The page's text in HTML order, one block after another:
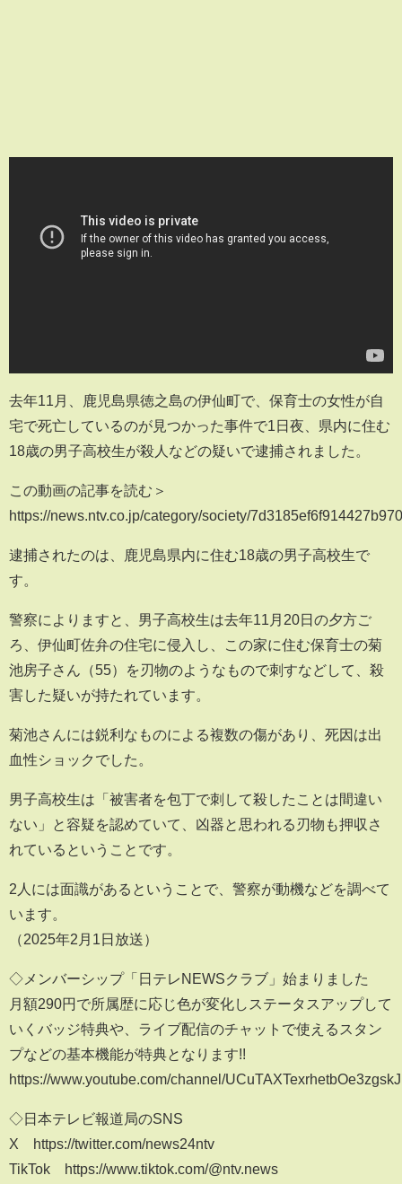
去年11月、鹿児島県徳之島の伊仙町で、保育士の女性が自
宅で死亡しているのが見つかった事件で1日夜、県内に住む
18歳の男子高校生が殺人などの疑いで逮捕されました。
この動画の記事を読む＞
https://news.ntv.co.jp/category/society/
逮捕されたのは、鹿児島県内に住む18歳の男子高校生で
す。
警察によりますと、男子高校生は去年11月20日の夕方ご
ろ、伊仙町佐弁の住宅に侵入し、この家に住む保育士の菊
池房子さん（55）を刃物のようなもので刺すなどして、殺
害した疑いが持たれています。
菊池さんには鋭利なものによる複数の傷があり、死因は出
血性ショックでした。
男子高校生は「被害者を包丁で刺して殺したことは間違い
ない」と容疑を認めていて、凶器と思われる刃物も押収さ
れているということです。
2人には面識があるということで、警察が動機などを調べて
います。
（2025年2月1日放送）
◇メンバーシップ「日テレNEWSクラブ」始まりました
月額290円で所属歴に応じ色が変化しステータスアップして
いくバッジ特典や、ライブ配信のチャットで使えるスタン
プなどの基本機能が特典となります!!
https://www.youtube.com/channel/
◇日本テレビ報道局のSNS
X https://twitter.com/news24ntv
TikTok https://www.tiktok.com/@ntv.news